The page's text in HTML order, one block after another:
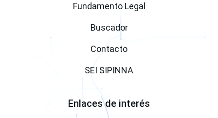
Fundamento Legal
Buscador
Contacto
SEI SIPINNA
Enlaces de interés